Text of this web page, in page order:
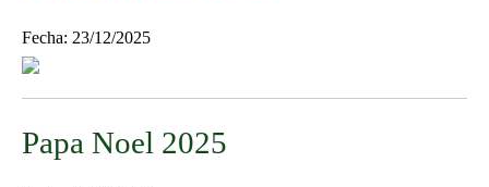
Fecha: 23/12/2025
Papa Noel 2025